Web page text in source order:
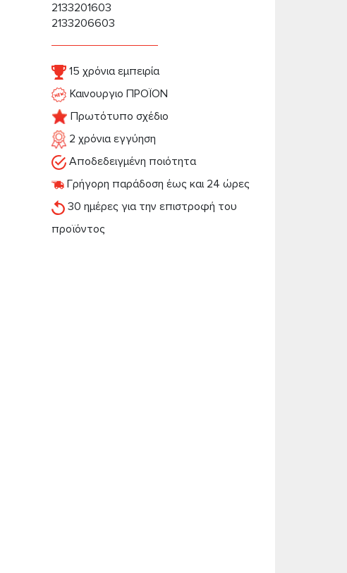
2133201603
2133206603
15 χρόνια εμπειρία
Καινουργιο ΠΡΟΪΟΝ
Πρωτότυπο σχέδιο
2 χρόνια εγγύηση
Αποδεδειγμένη ποιότητα
Γρήγορη παράδοση έως και 24 ώρες
30 ημέρες για την επιστροφή του
προϊόντος